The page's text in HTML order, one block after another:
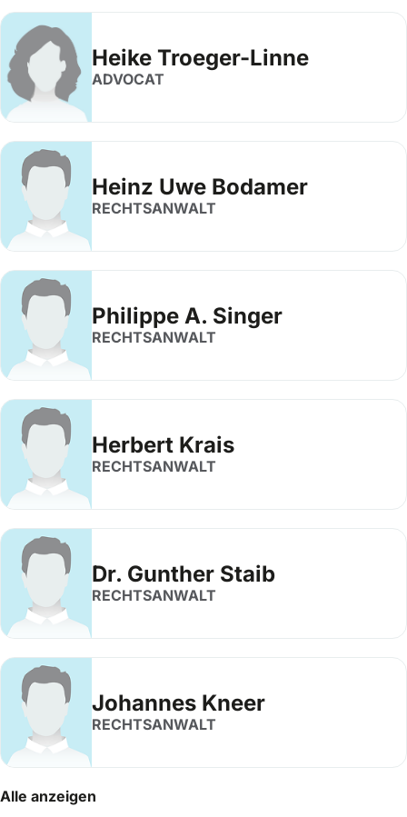
Heike Troeger-Linne
ADVOCAT
Heinz Uwe Bodamer
RECHTSANWALT
Philippe A. Singer
RECHTSANWALT
Herbert Krais
RECHTSANWALT
Dr. Gunther Staib
RECHTSANWALT
Johannes Kneer
RECHTSANWALT
Alle anzeigen